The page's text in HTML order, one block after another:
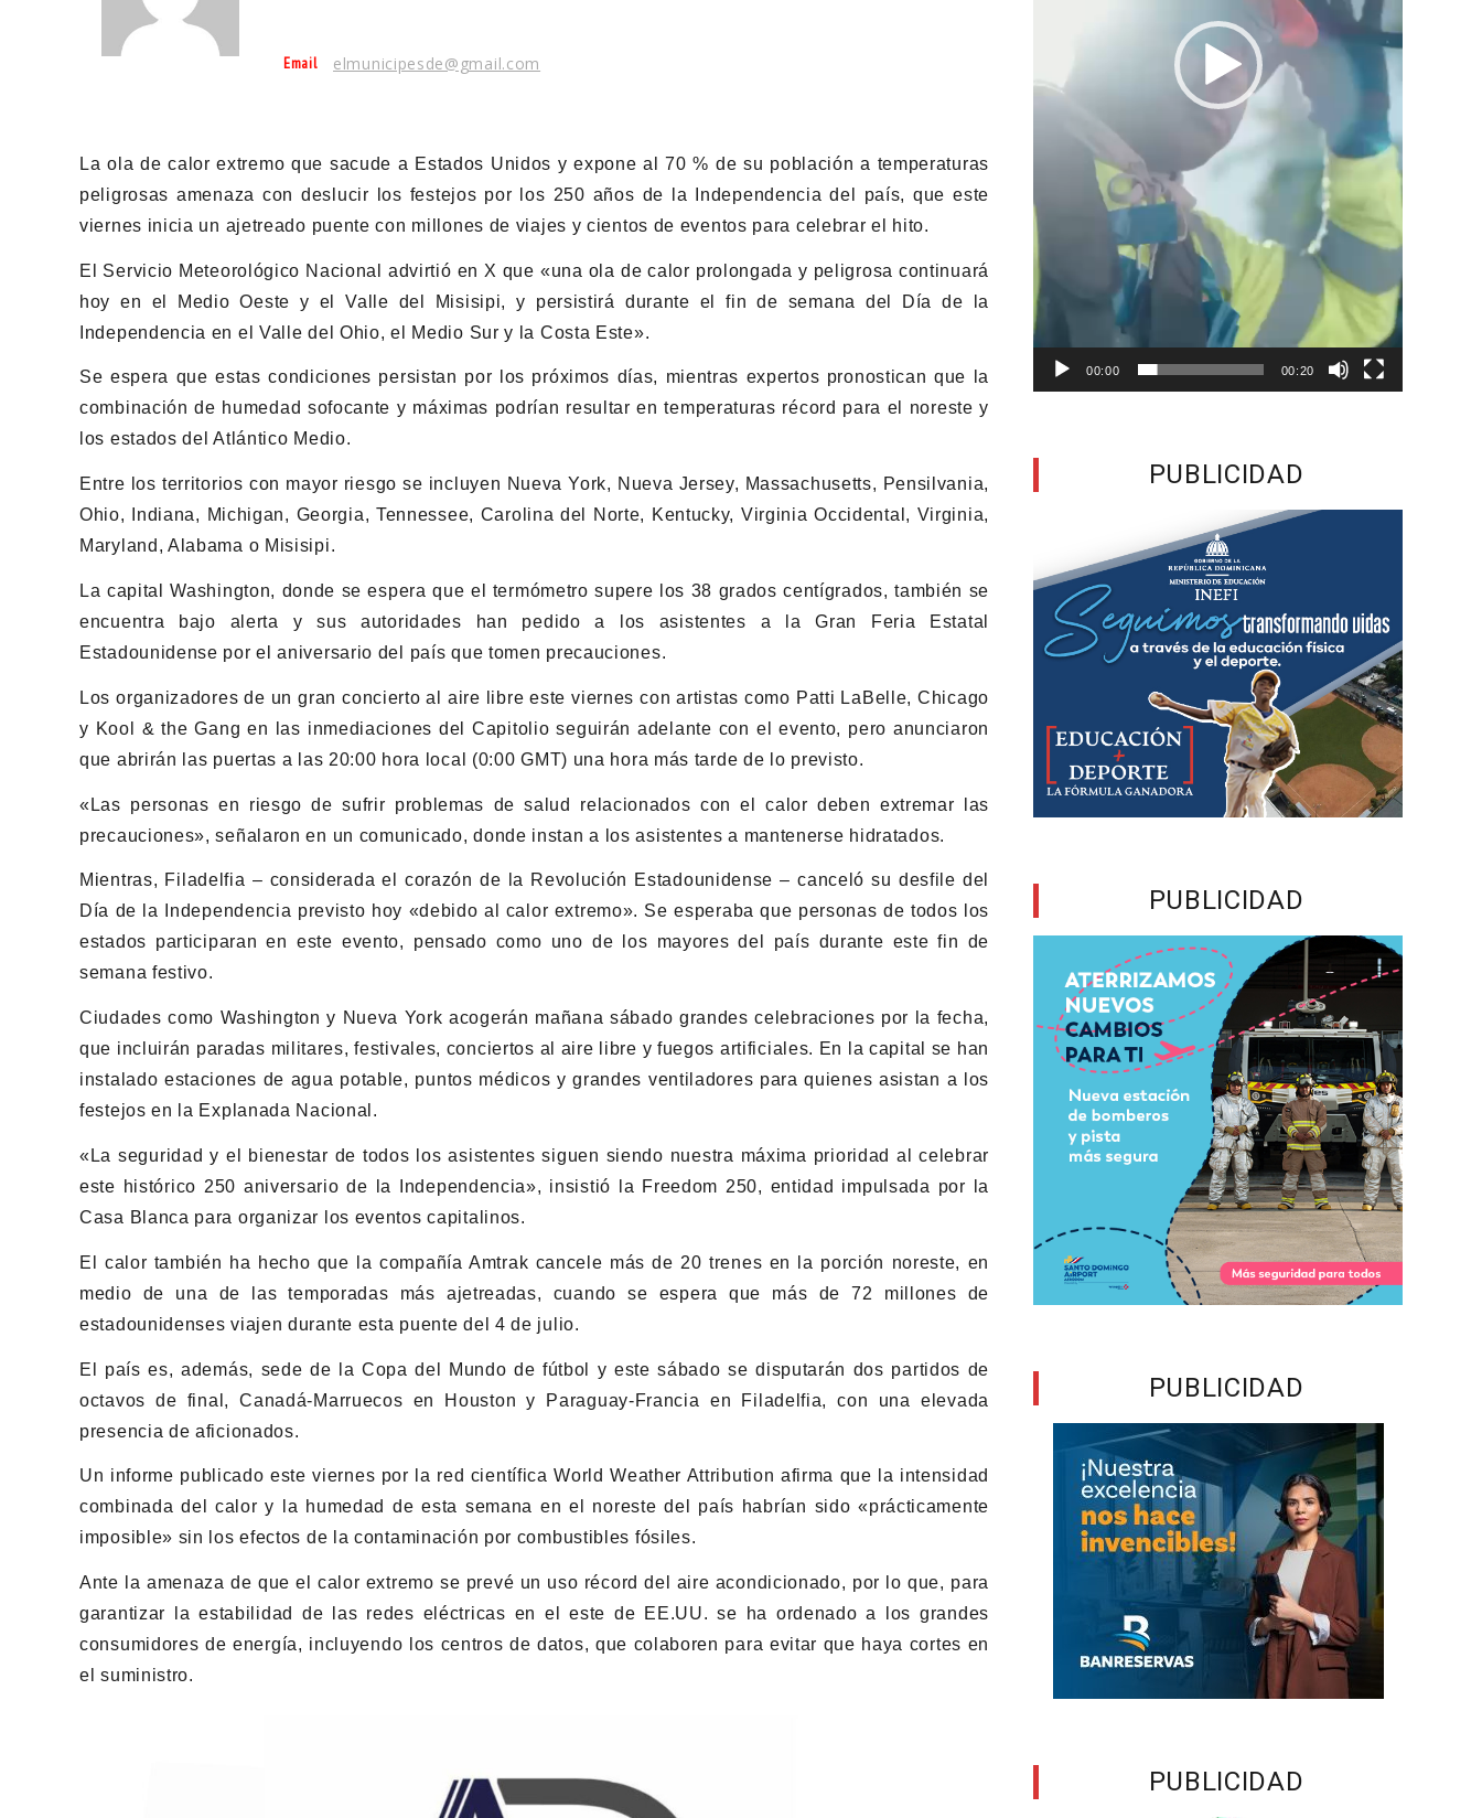
Email elmunicipesde@gmail.com
La ola de calor extremo que sacude a Estados Unidos y expone al 70 % de su población a temperaturas
peligrosas amenaza con deslucir los festejos por los 250 años de la Independencia del país, que este
viernes inicia un ajetreado puente con millones de viajes y cientos de eventos para celebrar el hito.
El Servicio Meteorológico Nacional advirtió en X que «una ola de calor prolongada y peligrosa continuará
hoy en el Medio Oeste y el Valle del Misisipi, y persistirá durante el fin de semana del Día de la
Independencia en el Valle del Ohio, el Medio Sur y la Costa Este».
Se espera que estas condiciones persistan por los próximos días, mientras expertos pronostican que la
combinación de humedad sofocante y máximas podrían resultar en temperaturas récord para el noreste y
los estados del Atlántico Medio.
Entre los territorios con mayor riesgo se incluyen Nueva York, Nueva Jersey, Massachusetts, Pensilvania,
Ohio, Indiana, Michigan, Georgia, Tennessee, Carolina del Norte, Kentucky, Virginia Occidental, Virginia,
Maryland, Alabama o Misisipi.
La capital Washington, donde se espera que el termómetro supere los 38 grados centígrados, también se
encuentra bajo alerta y sus autoridades han pedido a los asistentes a la Gran Feria Estatal
Estadounidense por el aniversario del país que tomen precauciones.
Los organizadores de un gran concierto al aire libre este viernes con artistas como Patti LaBelle, Chicago
y Kool & the Gang en las inmediaciones del Capitolio seguirán adelante con el evento, pero anunciaron
que abrirán las puertas a las 20:00 hora local (0:00 GMT) una hora más tarde de lo previsto.
«Las personas en riesgo de sufrir problemas de salud relacionados con el calor deben extremar las
precauciones», señalaron en un comunicado, donde instan a los asistentes a mantenerse hidratados.
Mientras, Filadelfia – considerada el corazón de la Revolución Estadounidense – canceló su desfile del
Día de la Independencia previsto hoy «debido al calor extremo». Se esperaba que personas de todos los
estados participaran en este evento, pensado como uno de los mayores del país durante este fin de
semana festivo.
Ciudades como Washington y Nueva York acogerán mañana sábado grandes celebraciones por la fecha,
que incluirán paradas militares, festivales, conciertos al aire libre y fuegos artificiales. En la capital se han
instalado estaciones de agua potable, puntos médicos y grandes ventiladores para quienes asistan a los
festejos en la Explanada Nacional.
«La seguridad y el bienestar de todos los asistentes siguen siendo nuestra máxima prioridad al celebrar
este histórico 250 aniversario de la Independencia», insistió la Freedom 250, entidad impulsada por la
Casa Blanca para organizar los eventos capitalinos.
El calor también ha hecho que la compañía Amtrak cancele más de 20 trenes en la porción noreste, en
medio de una de las temporadas más ajetreadas, cuando se espera que más de 72 millones de
estadounidenses viajen durante esta puente del 4 de julio.
El país es, además, sede de la Copa del Mundo de fútbol y este sábado se disputarán dos partidos de
octavos de final, Canadá-Marruecos en Houston y Paraguay-Francia en Filadelfia, con una elevada
presencia de aficionados.
Un informe publicado este viernes por la red científica World Weather Attribution afirma que la intensidad
combinada del calor y la humedad de esta semana en el noreste del país habrían sido «prácticamente
imposible» sin los efectos de la contaminación por combustibles fósiles.
Ante la amenaza de que el calor extremo se prevé un uso récord del aire acondicionado, por lo que, para
garantizar la estabilidad de las redes eléctricas en el este de EE.UU. se ha ordenado a los grandes
consumidores de energía, incluyendo los centros de datos, que colaboren para evitar que haya cortes en
el suministro.
00:00 00:20
PUBLICIDAD
PUBLICIDAD
PUBLICIDAD
PUBLICIDAD